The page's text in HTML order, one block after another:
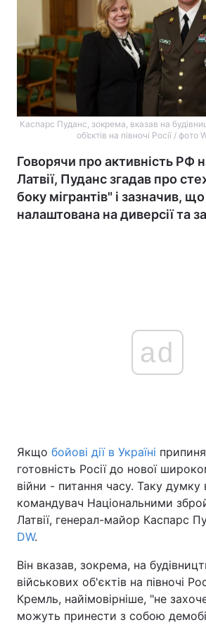
Україна
Економіка Світ
Спорт Наука
Зброя
Здоров'я Туризм
Каспарс Пуданс, зокрема, вказав на
об’єктів на півночі Росії / фото
Говорячи про активність РФ
Латвії, Пуданс згадав про
боку мігрантів" і зазначив,
налаштована на диверсії та
ad
Якщо бойові дії в Україні
готовність Росії до нової
війни - питання часу. Таку думку
командувач Національними
Латвії, генерал-майор Каспарс
DW.
Він вказав, зокрема, на
військових об'єктів на півночі
Кремль, найімовірніше, "не
можуть принести з собою